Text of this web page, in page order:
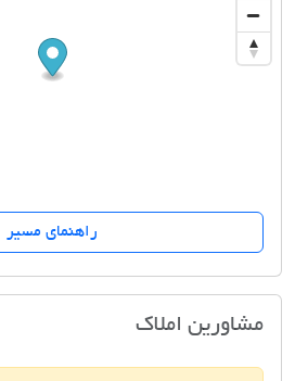
راهنمای مسیر
مشاورین املاکاملاک اوین